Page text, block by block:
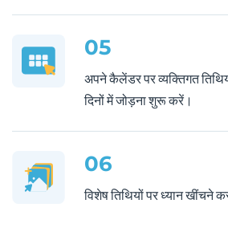
05
अपने कैलेंडर पर व्यक्तिगत
दिनों में जोड़ना शुरू करें।
06
विशेष तिथियों पर ध्यान खींचने